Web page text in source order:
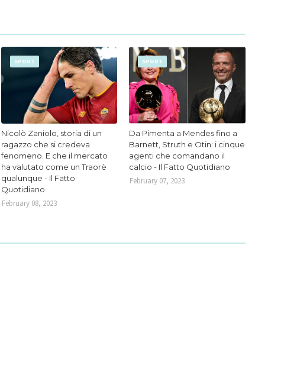
SPORT
Nicolò Zaniolo, storia di un
ragazzo che si credeva
fenomeno. E che il mercato
ha valutato come un Traorè
qualunque - Il Fatto
Quotidiano
February 08, 2023
SPORT
Da Pimenta a Mendes fino a
Barnett, Struth e Otin: i cinque
agenti che comandano il
calcio - Il Fatto Quotidiano
February 07, 2023